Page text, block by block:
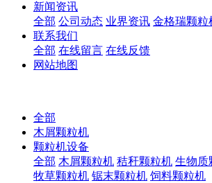
新闻资讯
全部 公司动态 业界资讯 金格瑞颗粒
联系我们
全部 在线留言 在线反馈
网站地图
全部
木屑颗粒机
颗粒机设备
全部 木屑颗粒机 秸秆颗粒机 生物质
牧草颗粒机 锯末颗粒机 饲料颗粒机